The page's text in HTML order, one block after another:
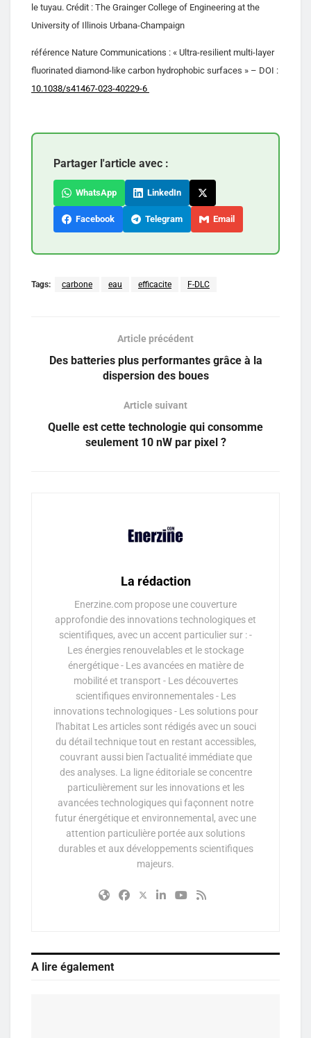
le tuyau. Crédit : The Grainger College of Engineering at the
University of Illinois Urbana-Champaign
référence Nature Communications : « Ultra-resilient multi-layer
fluorinated diamond-like carbon hydrophobic surfaces » – DOI :
10.1038/s41467-023-40229-6
Partager l'article avec :
WhatsApp LinkedIn
Facebook Telegram Email
Tags: carbone eau efficacite F-DLC
Article précédent
Des batteries plus performantes grâce à la
dispersion des boues
Article suivant
Quelle est cette technologie qui consomme
seulement 10 nW par pixel ?
La rédaction
Enerzine.com propose une couverture
approfondie des innovations technologiques et
scientifiques, avec un accent particulier sur : -
Les énergies renouvelables et le stockage
énergétique - Les avancées en matière de
mobilité et transport - Les découvertes
scientifiques environnementales - Les
innovations technologiques - Les solutions pour
l'habitat Les articles sont rédigés avec un souci
du détail technique tout en restant accessibles,
couvrant aussi bien l'actualité immédiate que
des analyses. La ligne éditoriale se concentre
particulièrement sur les innovations et les
avancées technologiques qui façonnent notre
futur énergétique et environnemental, avec une
attention particulière portée aux solutions
durables et aux développements scientifiques
majeurs.
A lire également